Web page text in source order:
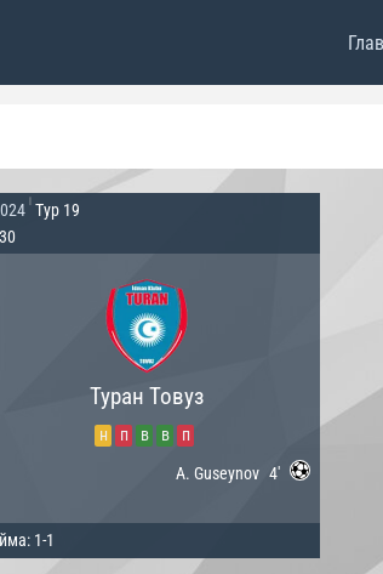
Тур 19
Туран Товуз
н п в в
п
A. Guseynov 4'
1-1